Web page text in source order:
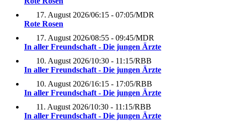
17. August 2026/06:15 - 07:05/MDR
Rote Rosen
17. August 2026/08:55 - 09:45/MDR
In aller Freundschaft - Die jungen Ärzte
10. August 2026/10:30 - 11:15/RBB
In aller Freundschaft - Die jungen Ärzte
10. August 2026/16:15 - 17:05/RBB
In aller Freundschaft - Die jungen Ärzte
11. August 2026/10:30 - 11:15/RBB
In aller Freundschaft - Die jungen Ärzte